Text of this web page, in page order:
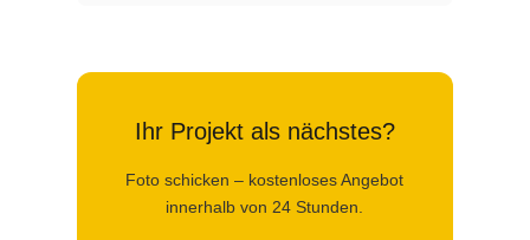
Ihr Projekt als nächstes?
Foto schicken – kostenloses Angebot
innerhalb von 24 Stunden.